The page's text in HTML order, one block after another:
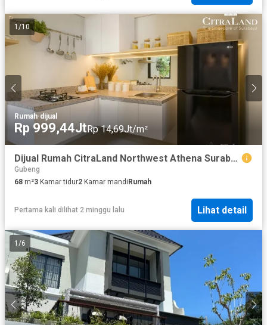
1 /10
Rumah·dijual
Rp 999,44JtRp 14,69Jt/m²
Dijual Rumah CitraLand Northwest Athena Surabaya
Gubeng
68 m²3 Kamar tidur2 Kamar mandi Rumah
Pertama kali dilihat 2 minggu lalu Lihat detail
1 /6